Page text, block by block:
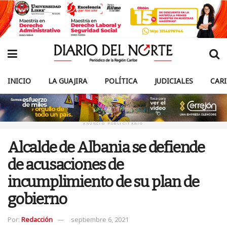
INICIO LA GUAJIRA POLÍTICA JUDICIALES
ANUNCIO PUBLICITARIO
Alcalde de Albania se defiende
de acusaciones de
incumplimiento de su plan de
gobierno
Por: Redacción septiembre 6, 2021